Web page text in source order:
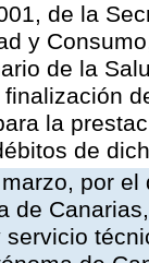
de la
y
de la
la
de
por
de